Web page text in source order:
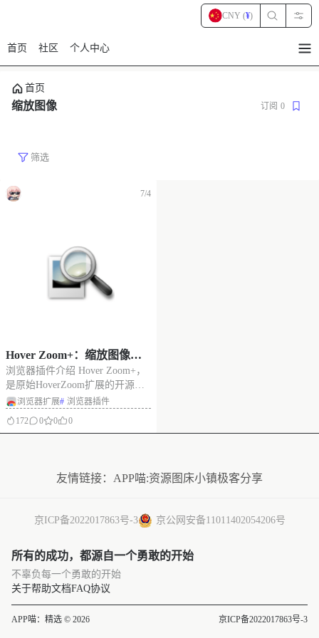
首页 社区 个人中心
CNY (¥)
首页
缩放图像 订阅 0
筛选
7/4
Hover Zoom+：缩放图像、
视频的 Google Chrome 扩展
程序
浏览器插件介绍 Hover Zoom+，
是原始HoverZoom扩展的开源版
本，可以在网站(Facebook、
需将鼠标悬停在图像上方即可放
浏览器扩展# 浏览器插件
172
0 0 0
友情链接： APP喵:资源 图床小镇极客分享
京ICP备2022017863号-3 京公网安备11011402054206号
所有的成功，都源自一个勇敢的开始
不辜负每一个勇敢的开始
关于帮助文档FAQ协议
APP喵：精选 © 2026 京ICP备2022017863号-3